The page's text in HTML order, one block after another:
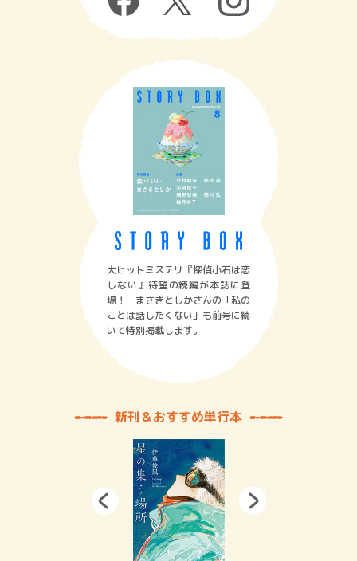
大ヒットミステリ『探偵小石は恋
しない』待望の続編が本誌に登
場！ まさきとしかさんの「私の
ことは話したくない」も前号に続
いて特別掲載します。
新刊＆おすすめ単行本